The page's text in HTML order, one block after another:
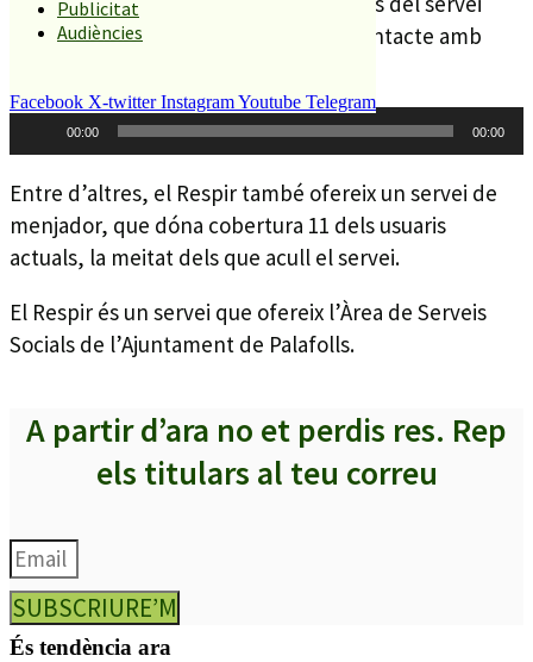
Publicitat
Audiències
Facebook X-twitter InstagramYoutube Telegram
dins del centre i poder mantenir el contacte amb
Reproductor
d'àudio
00:00 00:00
Entre d’altres, el Respir també ofereix un servei de
menjador, que dóna cobertura 11 dels usuaris
actuals, la meitat dels que acull el servei.
El Respir és un servei que ofereix l’Àrea de Serveis
Socials de l’Ajuntament de Palafolls.
A partir d’ara no et perdis res. Rep
els titulars al teu correu
SUBSCRIURE’M
És tendència ara